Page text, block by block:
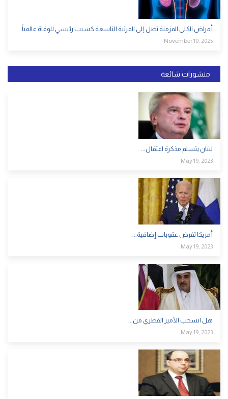
أمراض الكلى المزمنة تصل إلى المرتبة التاسعة كسبب رئيسي للوفاة عالمياً
November 10, 2025
منشورات شائعة
لبنان يتسلم مذكرة اعتقال...
May 19, 2023
أمريكا تفرض عقوبات إضافية...
May 19, 2023
هل انسحب الأمير القطري من...
May 19, 2023